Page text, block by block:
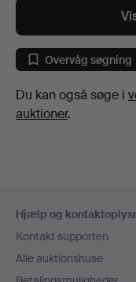
Overvåg søgning
Du kan også søge i
auktioner.
Hjælp og
Kontakt supporten
Alle auktionshuse